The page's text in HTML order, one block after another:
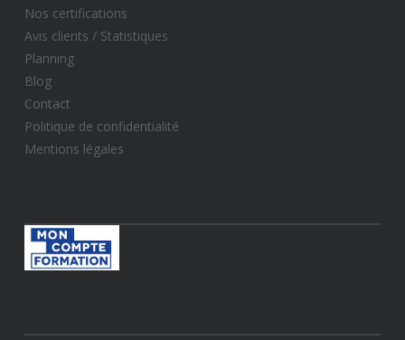
Nos certifications
Avis clients / Statistiques​
Planning
Blog
Contact
Politique de confidentialité
Mentions légales